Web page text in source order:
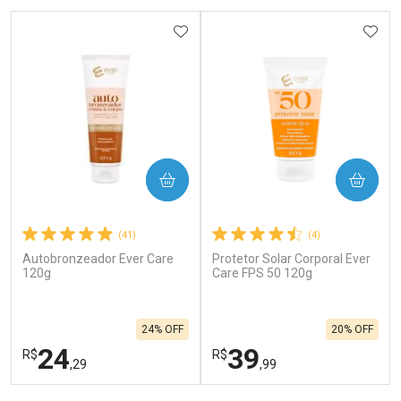
(41)
Autobronzeador Ever Care
120g
R$24,29
24% OFF
ADICIONAR AOS FAVORITOS
COMPRAR
(4)
Protetor Solar Corporal Ever
Care FPS 50 120g
R$39,99
20% OFF
COMPRAR